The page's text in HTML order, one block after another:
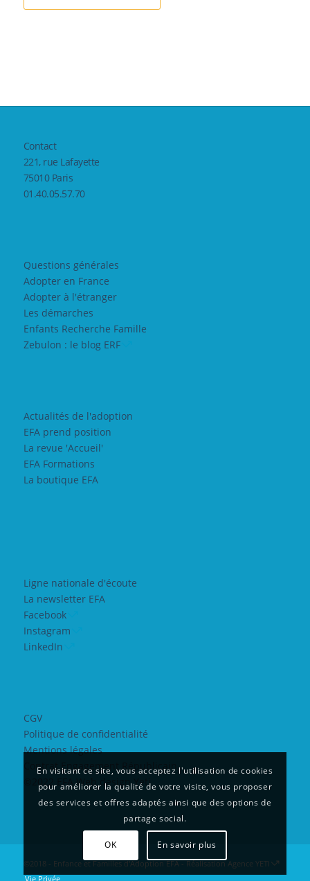
Contact
221, rue Lafayette
75010 Paris
01.40.05.57.70
Questions générales
Adopter en France
Adopter à l'étranger
Les démarches
Enfants Recherche Famille
Zebulon : le blog ERF
Actualités de l'adoption
EFA prend position
La revue 'Accueil'
EFA Formations
La boutique EFA
Ligne nationale d'écoute
La newsletter EFA
Facebook
Instagram
LinkedIn
CGV
Politique de confidentialité
Mentions légales
Contrat Engagement Républicain
©2022 EFA Web design Yeti
©2018 - Enfance et Familles d'Adoption EFA - Réalisation Agence YETI
Vie Privée
En visitant ce site, vous acceptez l'utilisation de cookies
pour améliorer la qualité de votre visite, vous proposer
des services et offres adaptés ainsi que des options de
partage social.
OK En savoir plus